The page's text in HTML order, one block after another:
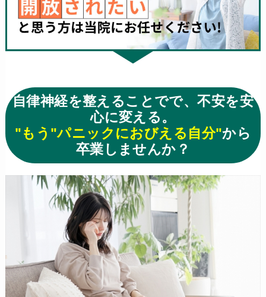
自律神経を整えることでで、不安を安
心に変える。
"もう"パニックにおびえる自分"から
卒業しませんか？